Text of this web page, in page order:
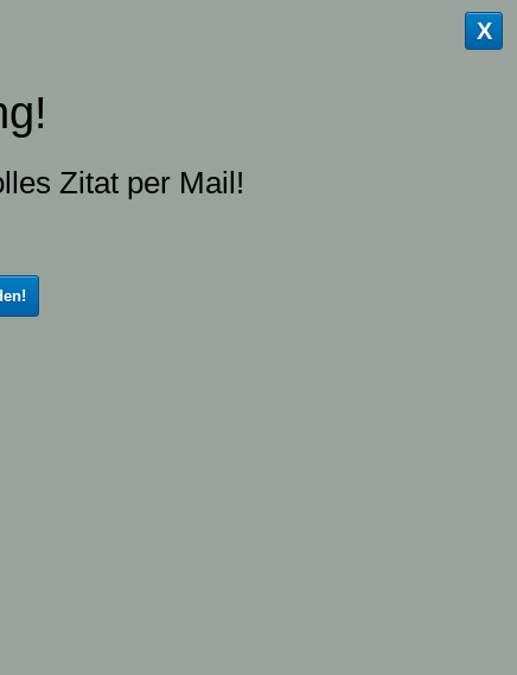
Zitat per Mail!
X